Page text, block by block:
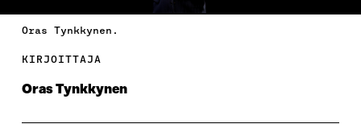
Oras Tynkkynen.
KIRJOITTAJA
Oras Tynkkynen